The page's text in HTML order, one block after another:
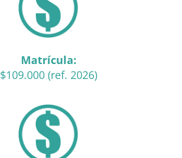
Matrícula:
$109.000 (ref. 2026)